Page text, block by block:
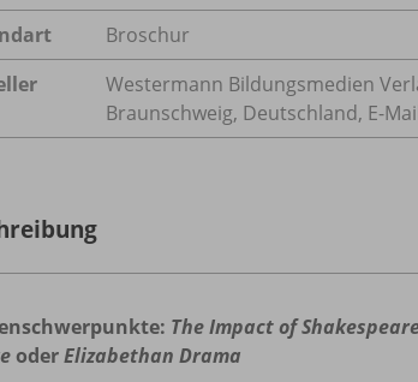
Broschur
Westermann Bildungsmedien
Braunschweig, Deutschland, E-
The Impact of
oderElizabethan Drama